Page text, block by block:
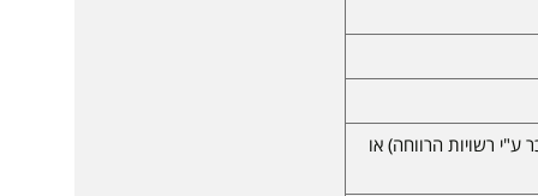
רשויות הרווחה) או